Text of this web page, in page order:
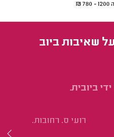
1200 - 780
₪
שאיבות ביוב
ביובית.
רועי ס. רחובות.